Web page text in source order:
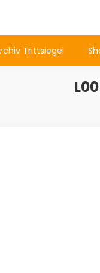
Trittsiegel